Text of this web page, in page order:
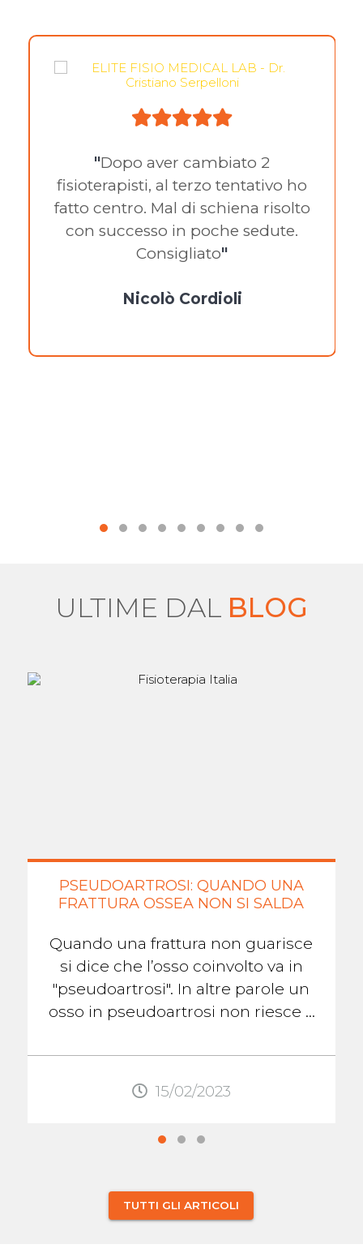
"Dopo aver cambiato 2
fisioterapisti, al terzo tentativo ho
fatto centro. Mal di schiena risolto
con successo in poche sedute.
Consigliato"
Nicolò Cordioli
ULTIME DAL BLOG
PSEUDOARTROSI: QUANDO UNA
FRATTURA OSSEA NON SI SALDA
Quando una frattura non guarisce
si dice che l’osso coinvolto va in
"pseudoartrosi". In altre parole un
osso in pseudoartrosi non riesce a
...
15/02/2023
TUTTI GLI ARTICOLI